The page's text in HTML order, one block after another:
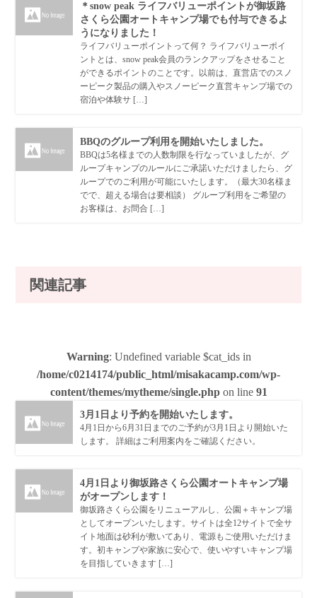
＊snow peak ライフバリューポイントが御坂路
さくら公園オートキャンプ場でも付与できるよ
うになりました！
ライフバリューポイントって何？ ライフバリューポイ
ントとは、snow peak会員のランクアップをさせること
ができるポイントのことです。以前は、直営店でのスノ
ーピーク製品の購入やスノーピーク直営キャンプ場での
宿泊や体験サ […]
BBQのグループ利用を開始いたしました。
BBQは5名様までの人数制限を行なっていましたが、グ
ループキャンプのルールにご承諾いただけましたら、グ
ループでのご利用が可能にいたします。（最大30名様ま
でで、超える場合は要相談） グループ利用をご希望の
お客様は、お問合 […]
関連記事
Warning: Undefined variable $cat_ids in
/home/c0214174/public_html/misakacamp.com/wp-
content/themes/mytheme/single.phpon line 91
3月1日より予約を開始いたします。
4月1日から6月31日までのご予約が3月1日より開始いた
します。 詳細はご利用案内をご確認ください。
4月1日より御坂路さくら公園オートキャンプ場
がオープンします！
御坂路さくら公園をリニューアルし、公園＋キャンプ場
としてオープンいたします。サイトは全12サイトで全サ
イト地面は砂利が敷いてあり、電源もご使用いただけま
す。初キャンプや家族に安心で、使いやすいキャンプ場
を目指していきます […]